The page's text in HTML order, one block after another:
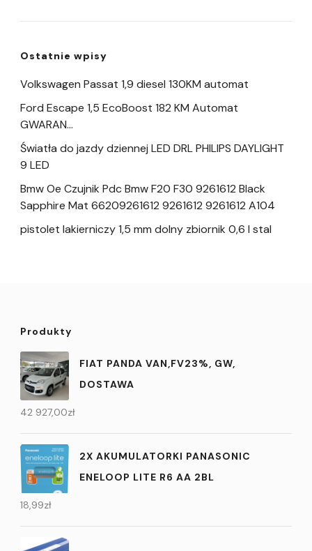
Ostatnie wpisy
Volkswagen Passat 1,9 diesel 130KM automat
Ford Escape 1,5 EcoBoost 182 KM Automat
GWARAN…
Światła do jazdy dziennej LED DRL PHILIPS DAYLIGHT
9 LED
Bmw Oe Czujnik Pdc Bmw F20 F30 9261612 Black
Sapphire Mat 66209261612 9261612 9261612 A104
pistolet lakierniczy 1,5 mm dolny zbiornik 0,6 l stal
Produkty
FIAT PANDA VAN,FV23%, GW,
DOSTAWA
42 927,00zł
2X AKUMULATORKI PANASONIC
ENELOOP LITE R6 AA 2BL
18,99zł